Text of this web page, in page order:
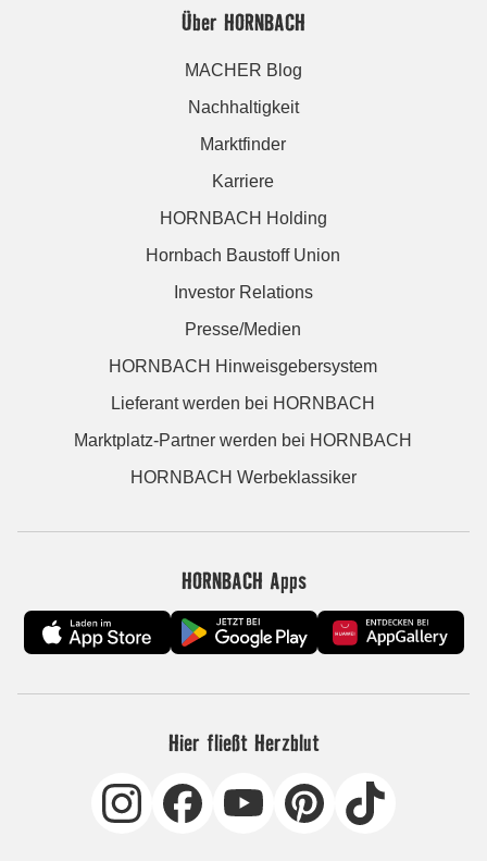
Über HORNBACH
MACHER Blog
Nachhaltigkeit
Marktfinder
Karriere
HORNBACH Holding
Hornbach Baustoff Union
Investor Relations
Presse/Medien
HORNBACH Hinweisgebersystem
Lieferant werden bei HORNBACH
Marktplatz-Partner werden bei HORNBACH
HORNBACH Werbeklassiker
HORNBACH Apps
Hier fließt Herzblut